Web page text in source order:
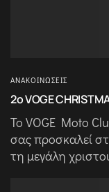
ΑΝΑΚΟΙΝΏΣΕΙΣ
2ο VOGE
Το VOGE Moto
σας προσκαλεί
τη μεγάλη